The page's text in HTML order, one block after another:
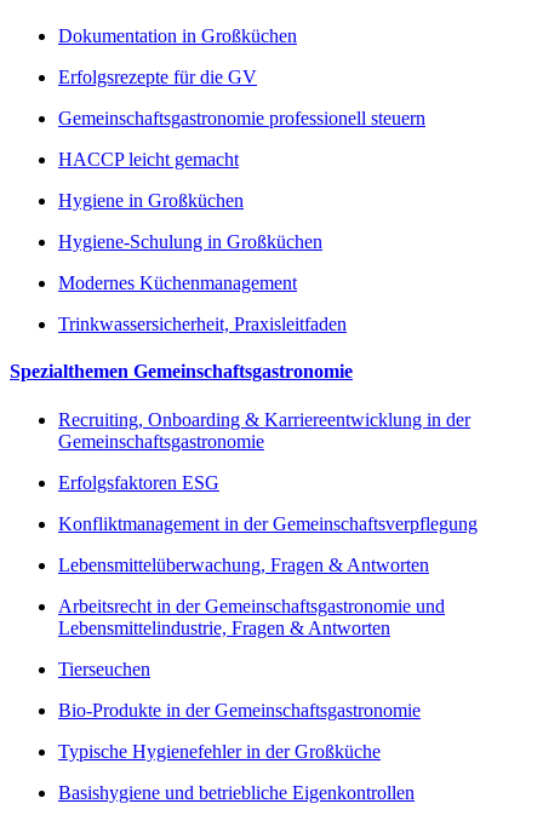
Dokumentation in Großküchen
Erfolgsrezepte für die GV
Gemeinschaftsgastronomie professionell steuern
HACCP leicht gemacht
Hygiene in Großküchen
Hygiene-Schulung in Großküchen
Modernes Küchenmanagement
Trinkwassersicherheit, Praxisleitfaden
Spezialthemen Gemeinschaftsgastronomie
Recruiting, Onboarding & Karriereentwicklung in der
Gemeinschaftsgastronomie
Erfolgsfaktoren ESG
Konfliktmanagement in der Gemeinschaftsverpflegung
Lebensmittelüberwachung, Fragen & Antworten
Arbeitsrecht in der Gemeinschaftsgastronomie und
Lebensmittelindustrie, Fragen & Antworten
Tierseuchen
Bio-Produkte in der Gemeinschaftsgastronomie
Typische Hygienefehler in der Großküche
Basishygiene und betriebliche Eigenkontrollen